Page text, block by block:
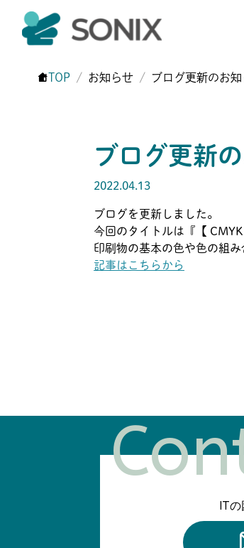
TOP お知らせ ブログ更新のお
ブログ更新
2022.04.13
ブログを更新しました。
今回のタイトルは『【
印刷物の基本の色や色の組
記事はこちらから
ITの